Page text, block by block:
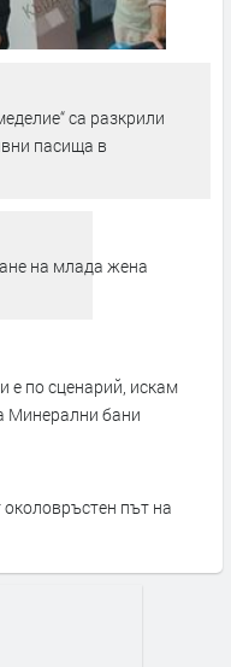
са разкрили
пасища в
на млада жена
е по сценарий, искам
Минерални бани
път на